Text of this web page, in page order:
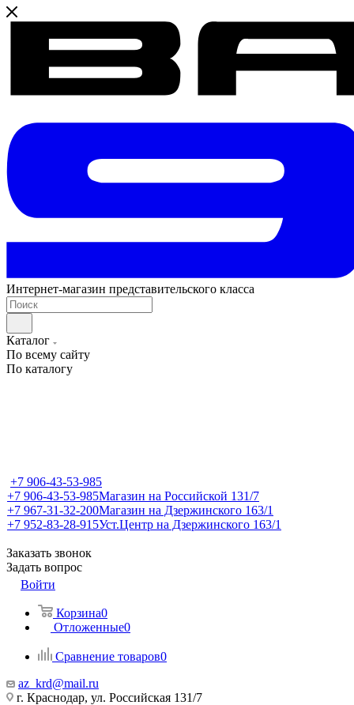
Интернет-магазин представительского класса
Каталог
По всему сайту
По каталогу
+7 906-43-53-985
+7 906-43-53-985Магазин на Российской 131/7
+7 967-31-32-200Магазин на Дзержинского 163/1
+7 952-83-28-915Уст.Центр на Дзержинского 163/1
Заказать звонок
Задать вопрос
Войти
Корзина0
Отложенные0
Сравнение товаров0
az_krd@mail.ru
г. Краснодар, ул. Российская 131/7